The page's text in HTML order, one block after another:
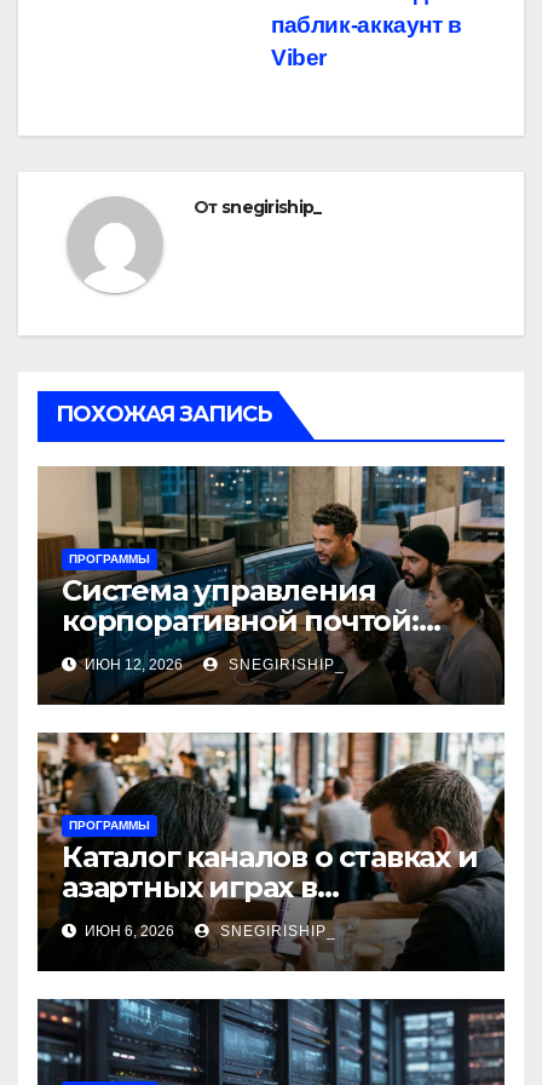
паблик-аккаунт в
Viber
От snegiriship_
ПОХОЖАЯ ЗАПИСЬ
ПРОГРАММЫ
Система управления
корпоративной почтой:
функции, безопасность и
интеграция
ИЮН 12, 2026 SNEGIRISHIP_
ПРОГРАММЫ
Каталог каналов о ставках и
азартных играх в
мессенджерах
ИЮН 6, 2026 SNEGIRISHIP_